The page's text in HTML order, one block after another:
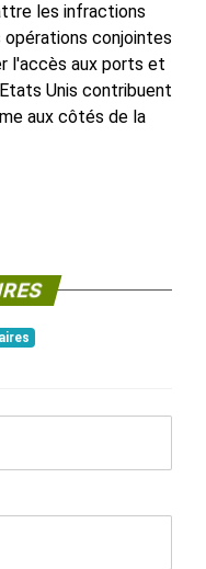
les infractions
conjointes
l'accès aux ports et
Unis contribuent
aux côtés de la